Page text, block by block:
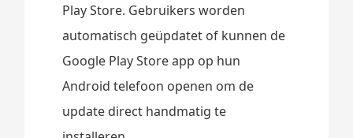
Play Store. Gebruikers worden
automatisch geüpdatet of kunnen de
Google Play Store app op hun
Android telefoon openen om de
update direct handmatig te